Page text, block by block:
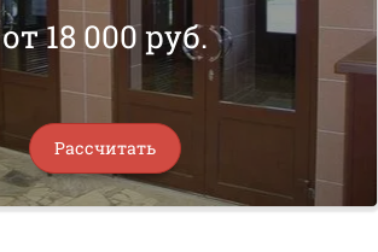
от 18 000 руб.
Рассчитать